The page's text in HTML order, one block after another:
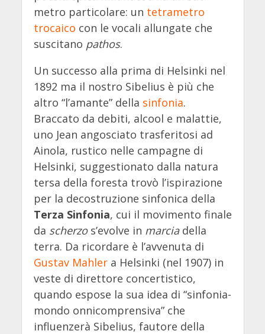
metro particolare: un tetrametro
trocaico con le vocali allungate che
suscitano pathos.
Un successo alla prima di Helsinki nel
1892 ma il nostro Sibelius è più che
altro “l’amante” della sinfonia.
Braccato da debiti, alcool e malattie,
uno Jean angosciato trasferitosi ad
Ainola, rustico nelle campagne di
Helsinki, suggestionato dalla natura
tersa della foresta trovò l’ispirazione
per la decostruzione sinfonica della
Terza Sinfonia, cui il movimento finale
da scherzos’evolve in marcia della
terra. Da ricordare è l’avvenuta di
Gustav Mahlera Helsinki (nel 1907) in
veste di direttore concertistico,
quando espose la sua idea di “sinfonia-
mondo onnicomprensiva” che
influenzerà Sibelius, fautore della